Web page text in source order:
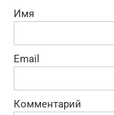
Имя
Email
Комментарий